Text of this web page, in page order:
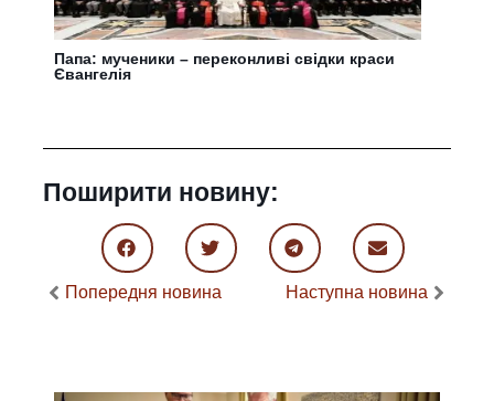
Папа: мученики – переконливі свідки краси
Євангелія
Поширити новину:
Попередня новина Наступна новина